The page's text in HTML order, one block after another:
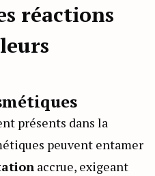
réactions
présents dans la
peuvent entamer
accrue, exigeant